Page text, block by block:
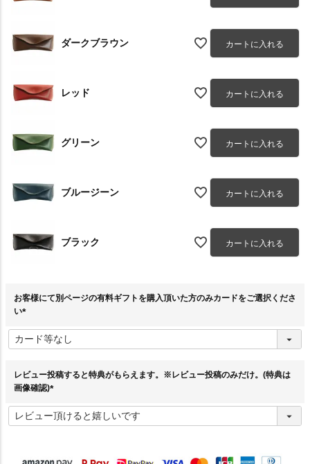
ダークブラウン カートに入れる
レッド カートに入れる
グリーン カートに入れる
ブルージーン カートに入れる
ブラック カートに入れる
お客様にて別ページの有料ギフトを購入頂いた方のみカードをご選択くださ
い
必
須
レビュー投稿すると特典がもらえます。※レビュー投稿のみだけ。(特典は
画像確認)
必
須